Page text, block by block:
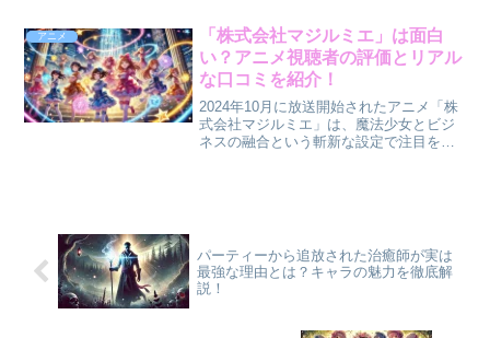
るのか、その理由を徹底解説します！こ
の記事を読むとわかること...
アニメ
「株式会社マジルミエ」は面白
い？アニメ視聴者の評価とリアル
な口コミを紹介！
2024年10月に放送開始されたアニメ「株
式会社マジルミエ」は、魔法少女とビジ
ネスの融合という斬新な設定で注目を集
パーティーから追放された治癒師が実は
最強な理由とは？キャラの魅力を徹底解
説！